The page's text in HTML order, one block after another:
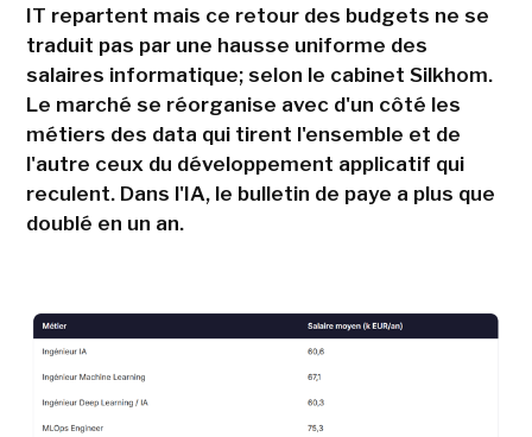
IT repartent mais ce retour des budgets ne se
traduit pas par une hausse uniforme des
salaires informatique; selon le cabinet Silkhom.
Le marché se réorganise avec d'un côté les
métiers des data qui tirent l'ensemble et de
l'autre ceux du développement applicatif qui
reculent. Dans l'IA, le bulletin de paye a plus que
doublé en un an.